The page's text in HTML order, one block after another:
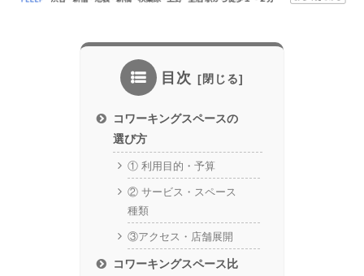
目次
コワーキングスペースの
選び方
① 利用目的・予算
② サービス・スペース
種類
③アクセス・店舗展開
コワーキングスペース比